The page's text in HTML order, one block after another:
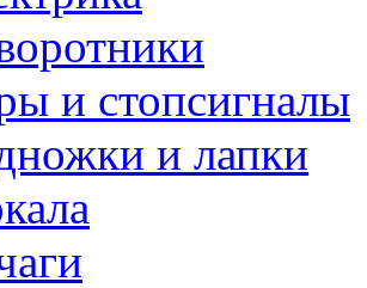
и стопсигналы
и лапки